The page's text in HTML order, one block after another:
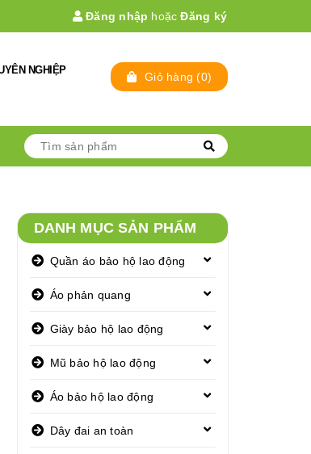
Đăng nhập hoặc Đăng ký
NGHIỆP
Giỏ hàng (0)
DANH MỤC SẢN PHẨM
Quần áo bảo hộ lao động
Áo phản quang
Giày bảo hộ lao động
Mũ bảo hộ lao động
Áo bảo hộ lao động
Dây đai an toàn